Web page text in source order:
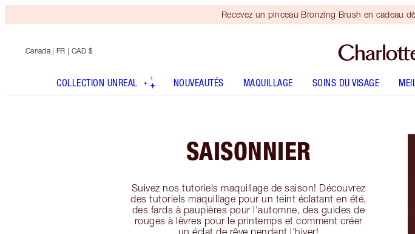
Recevez un pinceau Bronzing Brush en cadeau
Canada | FR | CAD $
COLLECTION UNREAL NOUVEAUTÉS MAQUILLAGE SOINS DU VISAGE
SAISONNIER
Suivez nos tutoriels maquillage de saison! Découvrez
des tutoriels maquillage pour un teint éclatant en été,
des fards à paupières pour l'automne, des guides de
rouges à lèvres pour le printemps et comment créer
un éclat de rêve pendant l'hiver!